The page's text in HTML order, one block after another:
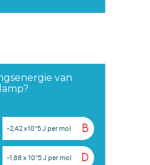
van
B
-2,42 x10^5 J per mol
D
-1,88 x 10^5 J per mol